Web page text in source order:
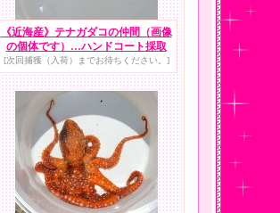
《近海産》テナガダコの仲間（画像
の個体です）…ハンドコート採取
[次回捕獲（入荷）までお待ちください。]